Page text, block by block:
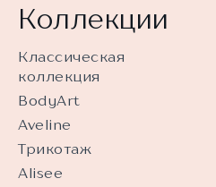
Коллекции
Классическая
коллекция
BodyArt
Aveline
Трикотаж
Alisee